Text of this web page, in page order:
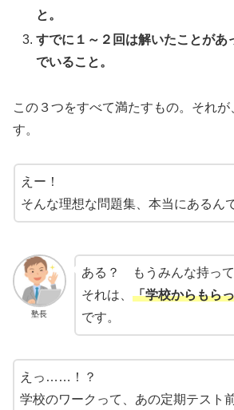
と。
すでに１～２回は解いたことがあ
でいること。
この３つをすべて満たすもの。それ
す。
えー！
そんな理想な問題集、本当にあるん
塾長
ある？ もうみんな持って
それは、 「学校からもら
です。
えっ……！？
学校のワークって、あの定期テスト